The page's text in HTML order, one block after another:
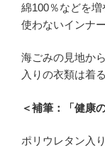
綿100％などを
使わないインナ
海ごみの見地から
入りの衣類は着
＜補筆：「健康
ポリウレタン入